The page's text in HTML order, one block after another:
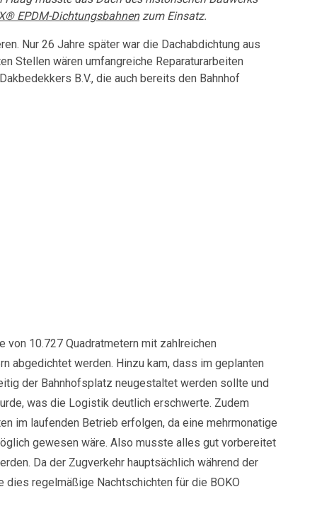
EPDM-Dichtungsbahnenzum Einsatz.
Nur 26 Jahre später war die Dachabdichtung aus
Stellen wären umfangreiche Reparaturarbeiten
B.V., die auch bereits den Bahnhof
von 10.727 Quadratmetern mit zahlreichen
abgedichtet werden. Hinzu kam, dass im geplanten
der Bahnhofsplatz neugestaltet werden sollte und
was die Logistik deutlich erschwerte. Zudem
im laufenden Betrieb erfolgen, da eine mehrmonatige
gewesen wäre. Also musste alles gut vorbereitet
Da der Zugverkehr hauptsächlich während der
dies regelmäßige Nachtschichten für die BOKO